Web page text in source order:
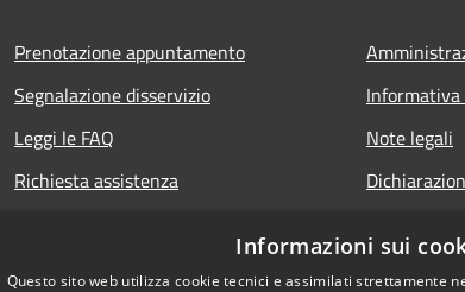
Prenotazione appuntamento
Segnalazione disservizio
Leggi le FAQ
Richiesta assistenza
Note legali
Informazioni sui
Questo sito web utilizza cookie tecnici e assimilati strettamente